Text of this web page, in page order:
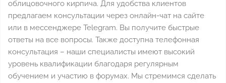
облицовочного кирпича. Для удобства клиентов
предлагаем консультации через онлайн-чат на сайте
или в мессенджере Telegram. Вы получите быстрые
ответы на все вопросы. Также доступна телефонная
консультация – наши специалисты имеют высокий
уровень квалификации благодаря регулярным
обучением и участию в форумах. Мы стремимся сделать